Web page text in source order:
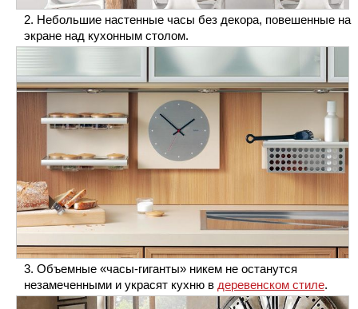
Небольшие настенные часы без декора, повешенные на
экране над кухонным столом.
Объемные «часы-гиганты» никем не останутся
незамеченными и украсят кухню в деревенском стиле.